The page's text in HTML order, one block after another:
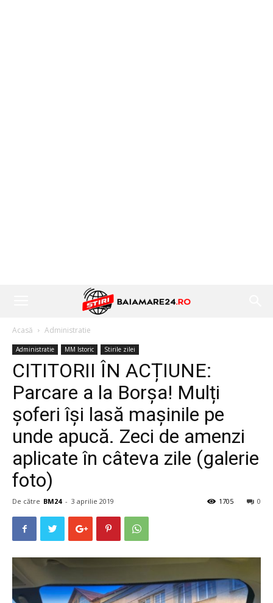
Acasă Administratie
Administratie MM Istoric Stirile zilei
CITITORII ÎN ACȚIUNE:
Parcare a la Borșa! Mulți
șoferi își lasă mașinile pe
unde apucă. Zeci de amenzi
aplicate în câteva zile (galerie
foto)
De către BM24 - 3 aprilie 2019 0
1705